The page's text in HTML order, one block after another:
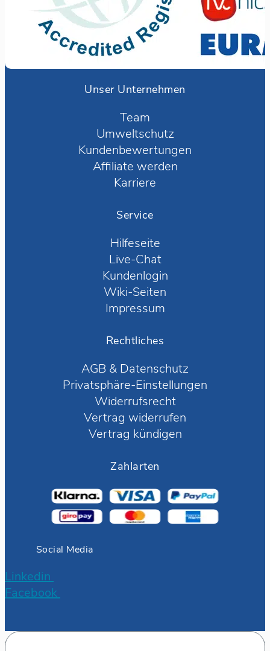
Unser Unternehmen
Team
Umweltschutz
Kundenbewertungen
Affiliate werden
Karriere
Service
Hilfeseite
Live-Chat
Kundenlogin
Wiki-Seiten
Impressum
Rechtliches
AGB & Datenschutz
Privatsphäre-Einstellungen
Widerrufsrecht
Vertrag widerrufen
Vertrag kündigen
Zahlarten
Social Media
Linkedin
Facebook